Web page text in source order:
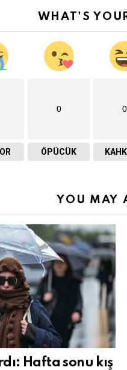
WHAT'S
0
ÖPÜCÜK
0
YOU MAY
Hafta sonu kış